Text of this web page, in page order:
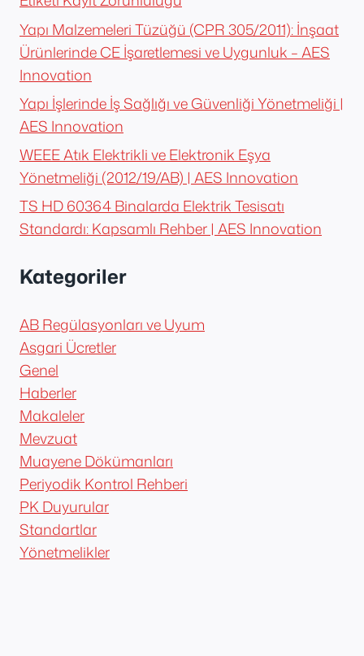
Yapı Malzemeleri Tüzüğü (CPR 305/2011): İnşaat
Ürünlerinde CE İşaretlemesi ve Uygunluk – AES
Innovation
Yapı İşlerinde İş Sağlığı ve Güvenliği Yönetmeliği |
AES Innovation
WEEE Atık Elektrikli ve Elektronik Eşya
Yönetmeliği (2012/19/AB) | AES Innovation
TS HD 60364 Binalarda Elektrik Tesisatı
Standardı: Kapsamlı Rehber | AES Innovation
Kategoriler
AB Regülasyonları ve Uyum
Asgari Ücretler
Genel
Haberler
Makaleler
Mevzuat
Muayene Dökümanları
Periyodik Kontrol Rehberi
PK Duyurular
Standartlar
Yönetmelikler